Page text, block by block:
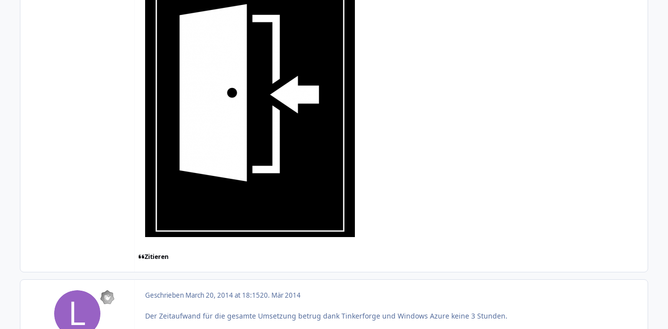
Zitieren
Geschrieben March 20, 2014 at 18:1520. Mär 2014
Der Zeitaufwand für die gesamte Umsetzung betrug dank Tinkerforge und Windows Azure keine 3 Stunden.